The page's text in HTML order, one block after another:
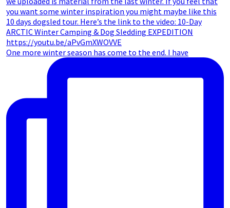
One more winter season has come to the end. I have